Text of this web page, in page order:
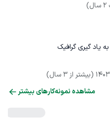
(بیشتر از 3 سال)
مشاهده نمونه‌کارهای بیشتر